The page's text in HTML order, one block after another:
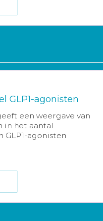
GLP1-agonisten
een weergave van
in het aantal
GLP1-agonisten